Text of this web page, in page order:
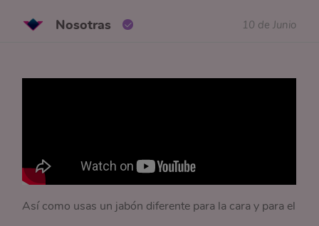
Nosotras 10 de Junio
Así como usas un jabón diferente para la cara y para el